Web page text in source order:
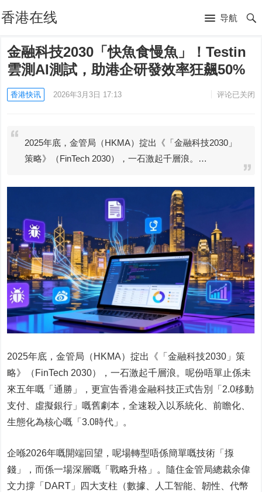
香港在线 导航
金融科技2030「快魚食慢魚」！Testin
雲測AI測試，助港企研發效率狂飆50%
香港快讯 2026年3月3日 17:13 评论已关闭
2025年底，金管局（HKMA）掟出《「金融科技2030」
策略》（FinTech 2030），一石激起千層浪。…
2025年底，金管局（HKMA）掟出《「金融科技2030」策
略》（FinTech 2030），一石激起千層浪。呢份唔單止係未
來五年嘅「通勝」，更宣告香港金融科技正式告別「2.0移動
支付、虛擬銀行」嘅舊劇本，全速殺入以系統化、前瞻化、
生態化為核心嘅「3.0時代」。
企喺2026年嘅開端回望，呢場轉型唔係簡單嘅技術「揼
錢」，而係一場深層嘅「戰略升格」。隨住金管局總裁余偉
文力撐「DART」四大支柱（數據、人工智能、韌性、代幣